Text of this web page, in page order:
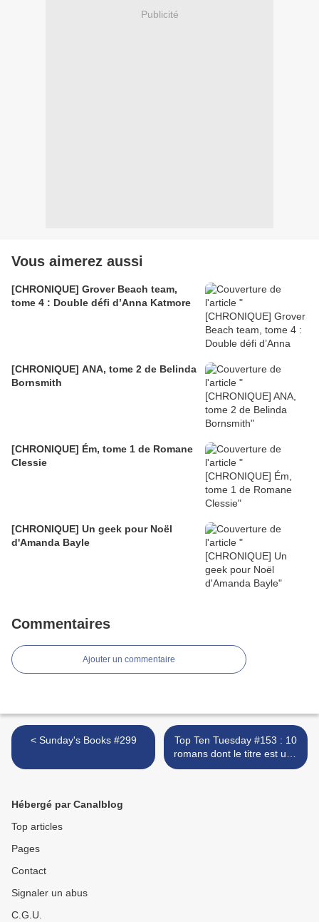
Publicité
Vous aimerez aussi
[CHRONIQUE] Grover Beach team,
tome 4 : Double défi d’Anna Katmore
[CHRONIQUE] ANA, tome 2 de Belinda
Bornsmith
[CHRONIQUE] Ém, tome 1 de Romane
Clessie
[CHRONIQUE] Un geek pour Noël
d'Amanda Bayle
Commentaires
Ajouter un commentaire
< Sunday's Books #299
Top Ten Tuesday #153 : 10
romans dont le titre est une
phrase entière >
Hébergé par Canalblog
Top articles
Pages
Contact
Signaler un abus
C.G.U.